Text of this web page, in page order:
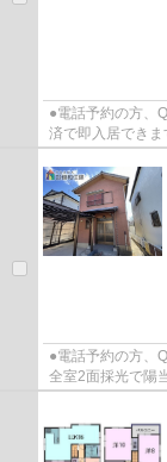
●電話予約の方、
済で即入居できま
が徒歩圏内に揃
●電話予約の方、
全室2面採光で陽
もスッキリしま